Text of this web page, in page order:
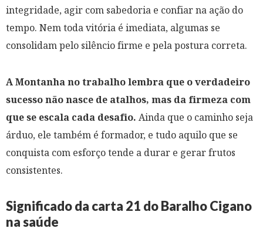
integridade, agir com sabedoria e confiar na ação do
tempo. Nem toda vitória é imediata, algumas se
consolidam pelo silêncio firme e pela postura correta.
A Montanha no trabalho lembra que o verdadeiro
sucesso não nasce de atalhos, mas da firmeza com
que se escala cada desafio. Ainda que o caminho seja
árduo, ele também é formador, e tudo aquilo que se
conquista com esforço tende a durar e gerar frutos
consistentes.
Significado da carta 21 do Baralho Cigano
na saúde